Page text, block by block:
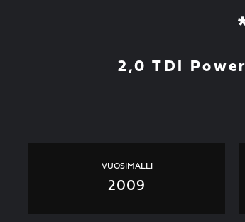
2,0 TDI
VUOSIMALLI
2009